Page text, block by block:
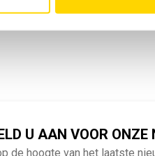
U AAN VOOR ONZE
de hoogte van het laatste